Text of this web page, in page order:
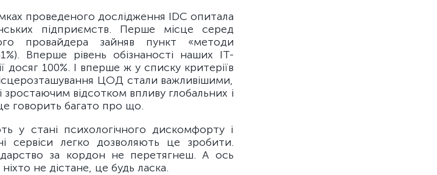
проведеного дослідження IDC опитала
підприємств. Перше місце серед
провайдера зайняв пункт «методи
Вперше рівень обізнаності наших ІТ-
досяг 100%. І вперше ж у списку критеріїв
ЦОД стали важливішими,
зростаючим відсотком впливу глобальних і
говорить багато про що.
у стані психологічного дискомфорту і
сервіси легко дозволяють це зробити.
за кордон не перетягнеш. А ось
не дістане, це будь ласка.